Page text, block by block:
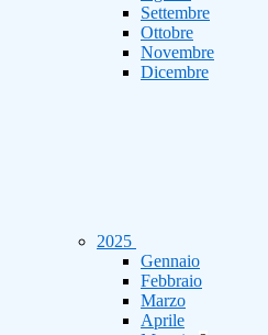
Settembre
Ottobre
Novembre
Dicembre
2025
Gennaio
Febbraio
Marzo
Aprile